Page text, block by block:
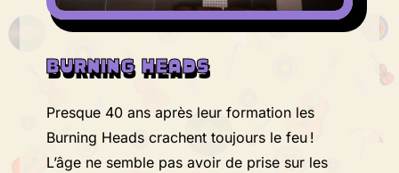
BURNING HEADS
Presque 40 ans après leur formation les
Burning Heads crachent toujours le feu !
L’âge ne semble pas avoir de prise sur les